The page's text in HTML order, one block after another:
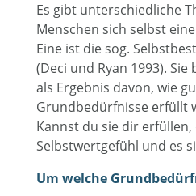
Es gibt unterschiedliche
Menschen sich selbst
Eine ist die sog.
(Deci und Ryan 1993).
als Ergebnis davon, wie
Grundbedürfnisse erfüllt
Kannst du sie dir
Selbstwertgefühl und es
Um welche